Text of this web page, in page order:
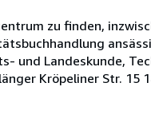
zu finden,
und Landeskunde,
Kröpeliner Str. 15